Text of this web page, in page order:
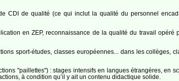
CDI de qualité (ce qui inclut la qualité du personnel
en ZEP, reconnaissance de la qualité du travail opéré
sport-études, classes européennes... dans les collèges,
"paillettes") : stages intensifs en langues étrangères, en
à condition qu’il y ait un contenu didactique solide.